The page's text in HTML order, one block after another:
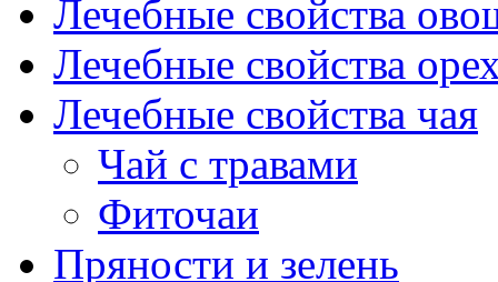
Лечебные свойства
Лечебные свойства
Лечебные свойства чая
Чай с травами
Фиточаи
Пряности и зелень